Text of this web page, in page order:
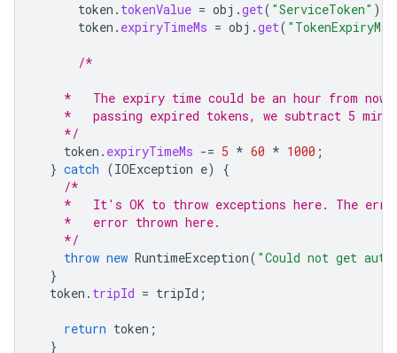
token . tokenValue = obj .get( "ServiceToken" ).
token . expiryTimeMs = obj .get( "TokenExpiryMs"
/*
*   The expiry time could be an hour from
*   passing expired tokens, we subtract 5
    */
token . expiryTimeMs -= 5 * 60 * 1000 ;
} catch (IOException e)
{
/*
*   It's OK to throw exceptions here. The
    *   error thrown here.
    */
throw new RuntimeException( "Could not get
}
token . tripId = tripId ;
return token ;
}